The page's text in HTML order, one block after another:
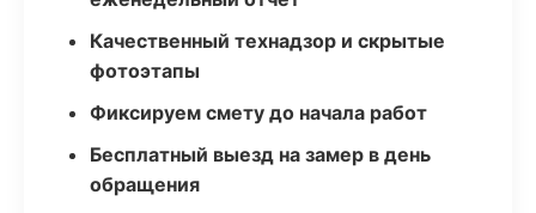
Качественный технадзор и скрытые
фотоэтапы
Фиксируем смету до начала работ
Бесплатный выезд на замер в день
обращения